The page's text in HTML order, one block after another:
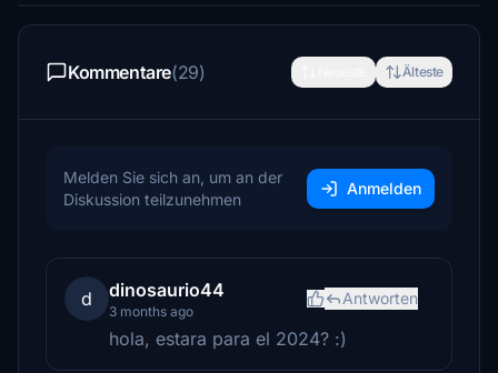
Kommentare(29) Älteste
Melden Sie sich an, um an der
Diskussion teilzunehmen
Anmelden
d dinosaurio44
3 months ago
Antworten
hola, estara para el 2024? :)